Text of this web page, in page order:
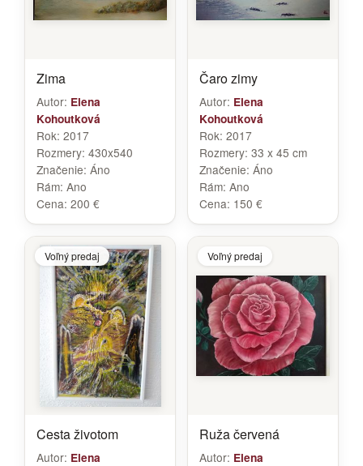
Zima
Autor: Elena
Kohoutková
Rok: 2017
Rozmery: 430x540
Značenie: Áno
Rám: Ano
Cena: 200 €
Čaro zimy
Autor: Elena
Kohoutková
Rok: 2017
Rozmery: 33 x 45 cm
Značenie: Áno
Rám: Ano
Cena: 150 €
Voľný predaj
Cesta životom
Autor: Elena
Voľný predaj
Ruža červená
Autor: Elena